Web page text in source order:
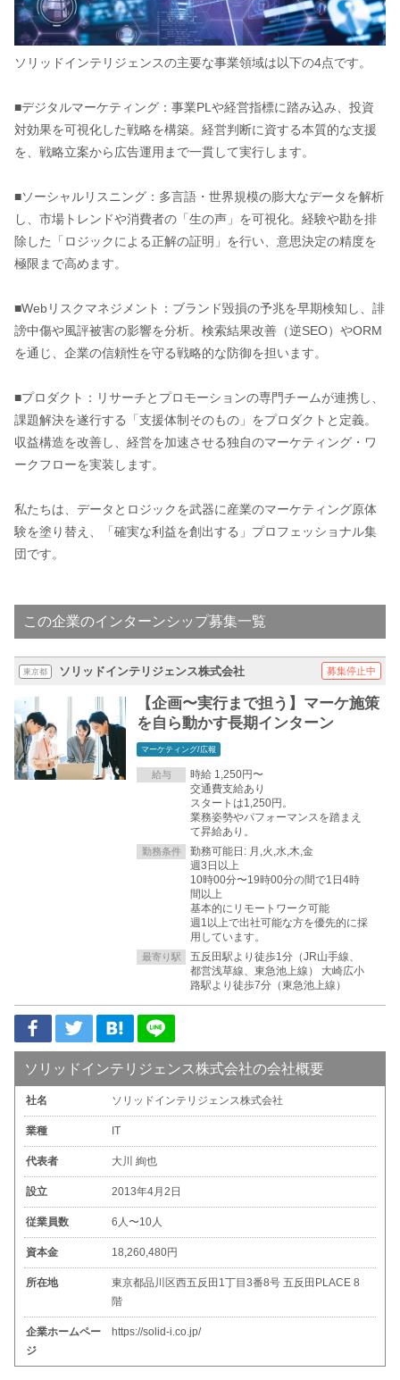
ソリッドインテリジェンスの主要な事業領域は以下の4点です。
■デジタルマーケティング：事業PLや経営指標に踏み込み、投資
対効果を可視化した戦略を構築。経営判断に資する本質的な支援
を、戦略立案から広告運用まで一貫して実行します。
■ソーシャルリスニング：多言語・世界規模の膨大なデータを解析
し、市場トレンドや消費者の「生の声」を可視化。経験や勘を排
除した「ロジックによる正解の証明」を行い、意思決定の精度を
極限まで高めます。
■Webリスクマネジメント：ブランド毀損の予兆を早期検知し、誹
謗中傷や風評被害の影響を分析。検索結果改善（逆SEO）やORM
を通じ、企業の信頼性を守る戦略的な防御を担います。
■プロダクト：リサーチとプロモーションの専門チームが連携し、
課題解決を遂行する「支援体制そのもの」をプロダクトと定義。
収益構造を改善し、経営を加速させる独自のマーケティング・ワ
ークフローを実装します。
私たちは、データとロジックを武器に産業のマーケティング原体
験を塗り替え、「確実な利益を創出する」プロフェッショナル集
団です。
この企業のインターンシップ募集一覧
東京都 ソリッドインテリジェンス株式会社 募集停止中
【企画〜実行まで担う】マーケ施策
を自ら動かす長期インターン
マーケティング/広報
給与
時給 1,250円〜
交通費支給あり
スタートは1,250円。
業務姿勢やパフォーマンスを踏まえ
て昇給あり。
勤務条件
勤務可能日: 月,火,水,木,金
週3日以上
10時00分〜19時00分の間で1日4時
間以上
基本的にリモートワーク可能
週1以上で出社可能な方を優先的に採
用しています。
最寄り駅
五反田駅より徒歩1分（JR山手線、
都営浅草線、東急池上線） 大崎広小
路駅より徒歩7分（東急池上線）
ソリッドインテリジェンス株式会社の会社概要
社名 ソリッドインテリジェンス株式会社
業種 IT
代表者 大川 絢也
設立 2013年4月2日
従業員数 6人〜10人
資本金 18,260,480円
所在地
東京都品川区西五反田1丁目3番8号 五反田PLACE 8
階
企業ホームペー
ジ
https://solid-i.co.jp/